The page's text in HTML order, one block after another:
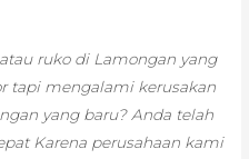
ruko di Lamongan yang
tapi mengalami kerusakan
yang baru? Anda telah
Karena perusahaan kami